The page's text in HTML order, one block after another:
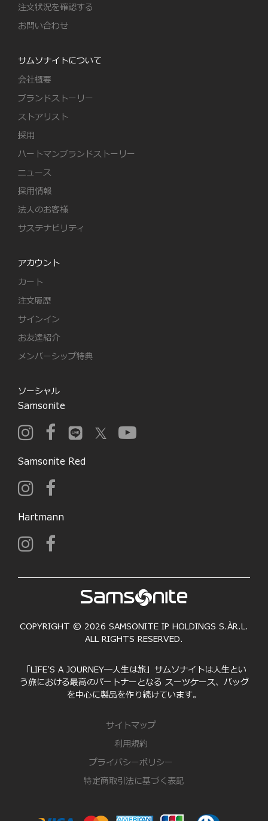
注文状況を確認する
お問い合わせ
サムソナイトについて
会社概要
ブランドストーリー
ストアリスト
採用
ハートマンブランドストーリー
ニュース
採用情報
法人のお客様
サステナビリティ
アカウント
カート
注文履歴
サインイン
お友達紹介
メンバーシップ特典
ソーシャル
Samsonite
Samsonite Red
Hartmann
COPYRIGHT © 2026 SAMSONITE IP HOLDINGS S.ÀR.L.
ALL RIGHTS RESERVED.
「LIFE'S A JOURNEY―人生は旅」サムソナイトは人生とい
う旅における最高のパートナーとなる スーツケース、バッグ
を中心に製品を作り続けています。
サイトマップ
利用規約
プライバシーポリシー
特定商取引法に基づく表記